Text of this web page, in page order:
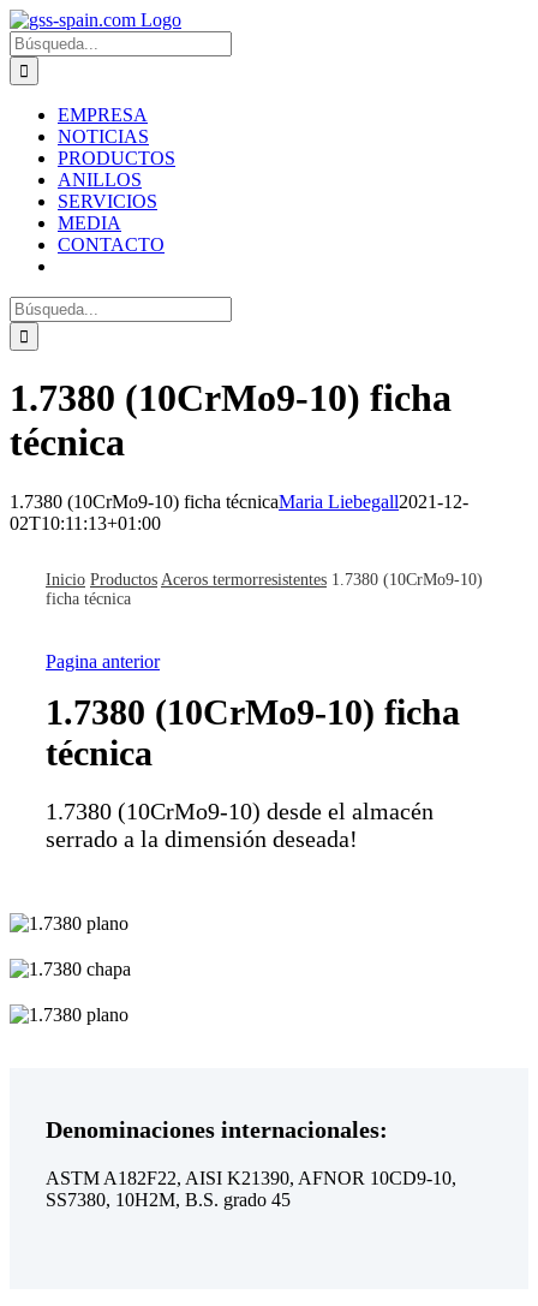
Zum
Inhalt
springen
Suche
nach:
EMPRESA
NOTICIAS
PRODUCTOS
ANILLOS
SERVICIOS
MEDIA
CONTACTO
Suche
nach:
1.7380 (10CrMo9-10) ficha
técnica
1.7380 (10CrMo9-10) ficha técnicaMaria Liebegall2021-12-
02T10:11:13+01:00
Inicio Productos Aceros termorresistentes 1.7380 (10CrMo9-10)
ficha técnica
Pagina anterior
1.7380 (10CrMo9-10) ficha
técnica
1.7380 (10CrMo9-10) desde el almacén
serrado a la dimensión deseada!
Denominaciones internacionales:
ASTM A182F22, AISI K21390, AFNOR 10CD9-10,
SS7380, 10H2M, B.S. grado 45